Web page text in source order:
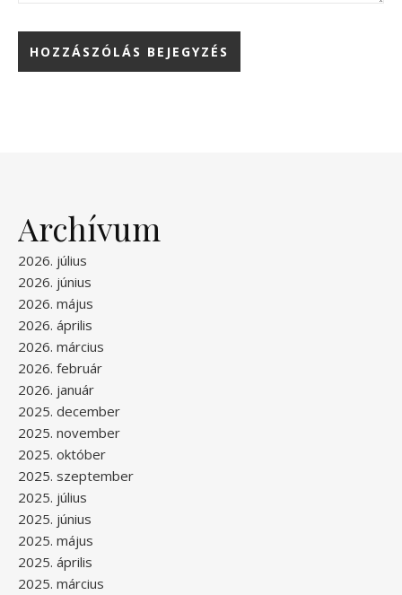
Archívum
2026. július
2026. június
2026. május
2026. április
2026. március
2026. február
2026. január
2025. december
2025. november
2025. október
2025. szeptember
2025. július
2025. június
2025. május
2025. április
2025. március